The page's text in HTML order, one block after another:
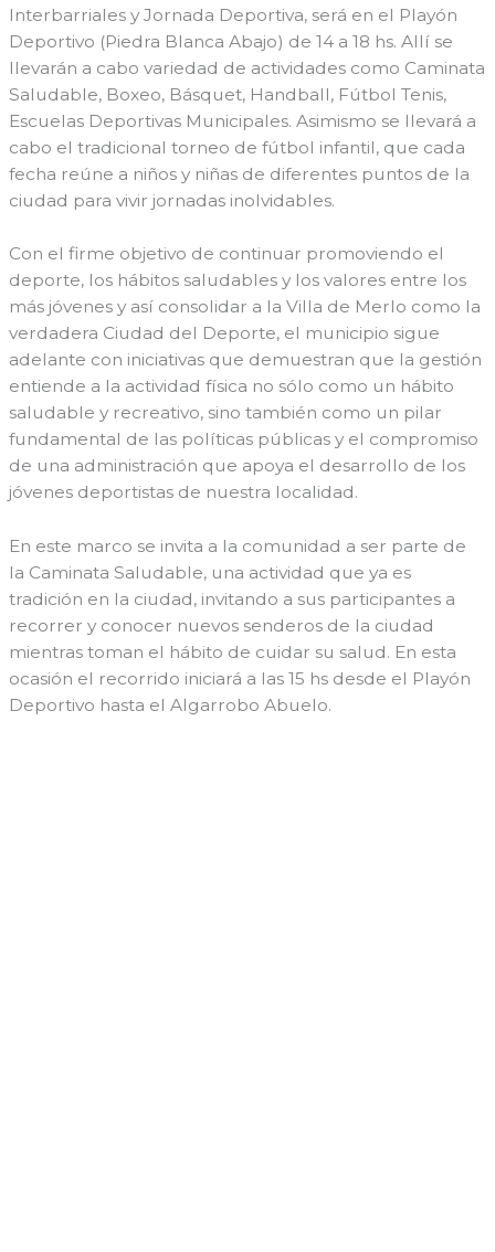
Interbarriales y Jornada Deportiva, será en el Playón
Deportivo (Piedra Blanca Abajo) de 14 a 18 hs. Allí se
llevarán a cabo variedad de actividades como Caminata
Saludable, Boxeo, Básquet, Handball, Fútbol Tenis,
Escuelas Deportivas Municipales. Asimismo se llevará a
cabo el tradicional torneo de fútbol infantil, que cada
fecha reúne a niños y niñas de diferentes puntos de la
ciudad para vivir jornadas inolvidables.
Con el firme objetivo de continuar promoviendo el
deporte, los hábitos saludables y los valores entre los
más jóvenes y así consolidar a la Villa de Merlo como la
verdadera Ciudad del Deporte, el municipio sigue
adelante con iniciativas que demuestran que la gestión
entiende a la actividad física no sólo como un hábito
saludable y recreativo, sino también como un pilar
fundamental de las políticas públicas y el compromiso
de una administración que apoya el desarrollo de los
jóvenes deportistas de nuestra localidad.
En este marco se invita a la comunidad a ser parte de
la Caminata Saludable, una actividad que ya es
tradición en la ciudad, invitando a sus participantes a
recorrer y conocer nuevos senderos de la ciudad
mientras toman el hábito de cuidar su salud. En esta
ocasión el recorrido iniciará a las 15 hs desde el Playón
Deportivo hasta el Algarrobo Abuelo.